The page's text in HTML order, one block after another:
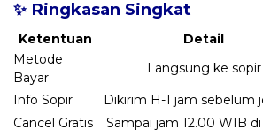
✨ Ringkasan Singkat
Ketentuan
Detail
Metode
Bayar
Langsung ke sopir
Info Sopir
Dikirim H-1 jam sebelum
Cancel Gratis
Sampai jam 12.00 WIB di